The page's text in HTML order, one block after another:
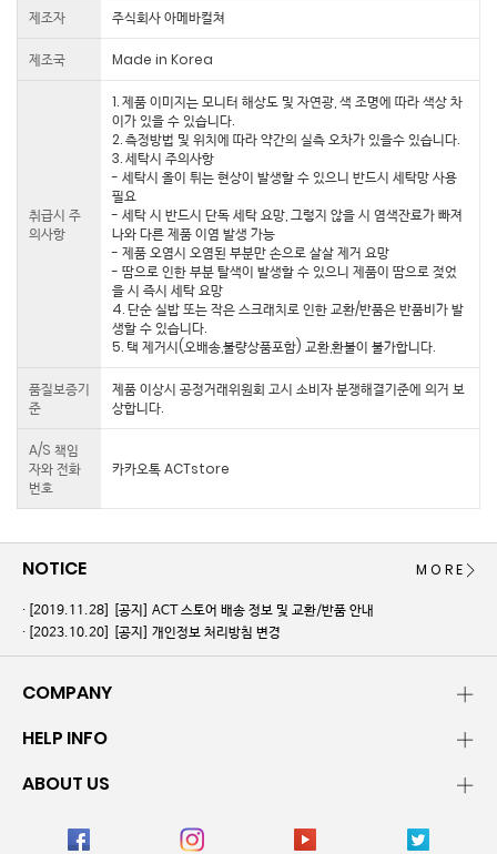
제조자 주식회사 아메바컬쳐
제조국 Made in Korea
취급시 주
의사항
1. 제품 이미지는 모니터 해상도 및 자연광, 색 조명에 따라 색상 차
이가 있을 수 있습니다.
2. 측정방법 및 위치에 따라 약간의 실측 오차가 있을수 있습니다.
3. 세탁시 주의사항
- 세탁시 올이 튀는 현상이 발생할 수 있으니 반드시 세탁망 사용
필요
- 세탁 시 반드시 단독 세탁 요망, 그렇지 않을 시 염색잔료가 빠져
나와 다른 제품 이염 발생 가능
- 제품 오염시 오염된 부분만 손으로 살살 제거 요망
- 땀으로 인한 부분 탈색이 발생할 수 있으니 제품이 땀으로 젖었
을 시 즉시 세탁 요망
4. 단순 실밥 또는 작은 스크래치로 인한 교환/반품은 반품비가 발
생할 수 있습니다.
5. 택 제거시(오배송,불량상품포함) 교환,환불이 불가합니다.
품질보증기
준
제품 이상시 공정거래위원회 고시 소비자 분쟁해결기준에 의거 보
상합니다.
A/S 책임
자와 전화
번호
카카오톡 ACTstore
NOTICE
[2019.11.28]
[공지] ACT 스토어 배송 정보 및 교환/반품 안내
[2023.10.20]
[공지] 개인정보 처리방침 변경
MORE
COMPANY
HELP INFO
ABOUT US